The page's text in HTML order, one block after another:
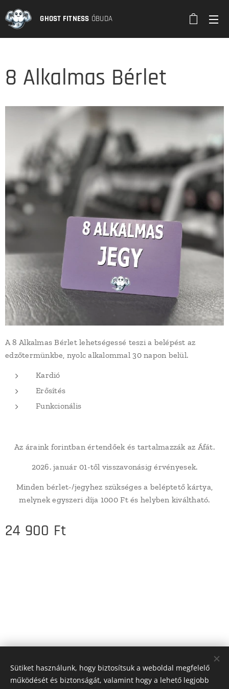
GHOST FITNESS ÓBUDA
8 Alkalmas Bérlet
A 8 Alkalmas Bérlet lehetségessé teszi a belépést az
edzőtermünkbe, nyolc alkalommal 30 napon belül.
Kardió
Erősítés
Funkcionális
Az áraink forintban értendőek és tartalmazzák az Áfát.
2026. január 01-től visszavonásig érvényesek.
Minden bérlet-/jegyhez szükséges a beléptető kártya,
melynek egyszeri díja 1000 Ft és helyben kiváltható.
24 900 Ft
Sütiket használunk, hogy biztosítsuk a weboldal megfelelő
működését és biztonságát, valamint hogy a lehető legjobb